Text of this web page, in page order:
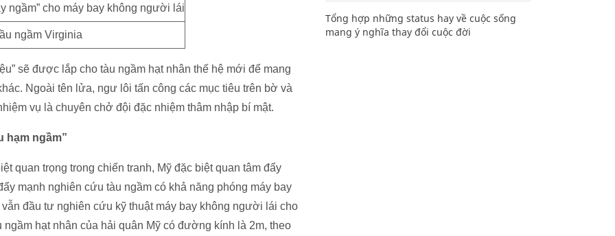
ngầm Virginia
sẽ được lắp cho tàu ngầm hạt nhân thế hệ mới để mang
Ngoài tên lửa, ngư lôi tấn công các mục tiêu trên bờ và
vụ là chuyên chở đội đặc nhiệm thâm nhập bí mật.
hạm ngầm”
quan trọng trong chiến tranh, Mỹ đặc biệt quan tâm đẩy
mạnh nghiên cứu tàu ngầm có khả năng phóng máy bay
đầu tư nghiên cứu kỹ thuật máy bay không người lái cho
hạt nhân của hải quân Mỹ có đường kính là 2m, theo
Tổng hợp những status hay về cuộc sống
mang ý nghĩa thay đổi cuộc đời